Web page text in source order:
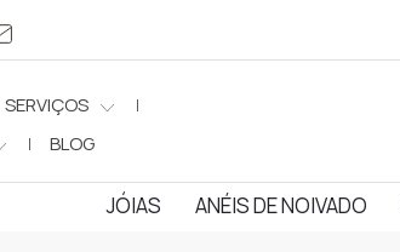
SERVIÇOS
BLOG
JÓIAS ANÉIS DE NOIVADO